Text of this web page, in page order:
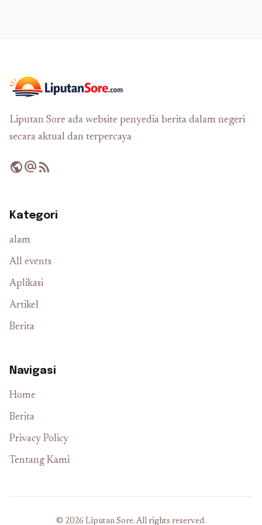
Liputan Sore ada website penyedia berita dalam negeri
secara aktual dan terpercaya
publicalternate_emailrss_feed
Kategori
alam
All events
Aplikasi
Artikel
Berita
Navigasi
Home
Berita
Privacy Policy
Tentang Kami
© 2026 Liputan Sore. All rights reserved.